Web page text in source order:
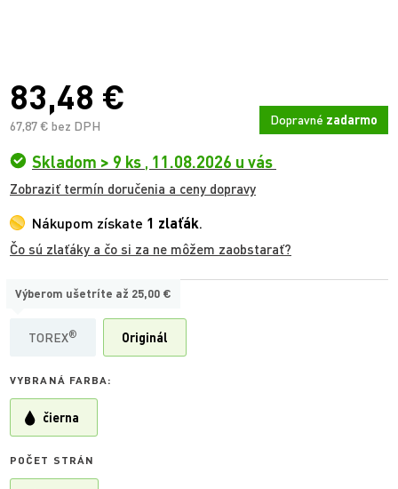
83,48 €
67,87 € bez DPH Dopravné zadarmo
Skladom > 9 ks , 11.08.2026 u vás
Zobraziť termín doručenia a ceny dopravy
Nákupom získate 1 zlaťák.
Čo sú zlaťáky a čo si za ne môžem zaobstarať?
TYP:
TOREX®
Výberom ušetríte až 25,00 €
Originál
VYBRANÁ FARBA:
čierna
POČET STRÁN